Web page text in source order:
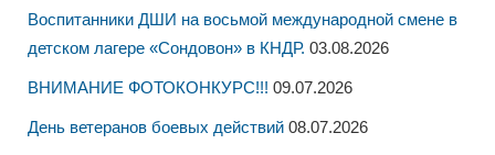
Воспитанники ДШИ на восьмой международной смене в
детском лагере «Сондовон» в КНДР. 03.08.2026
ВНИМАНИЕ ФОТОКОНКУРС!!! 09.07.2026
День ветеранов боевых действий 08.07.2026